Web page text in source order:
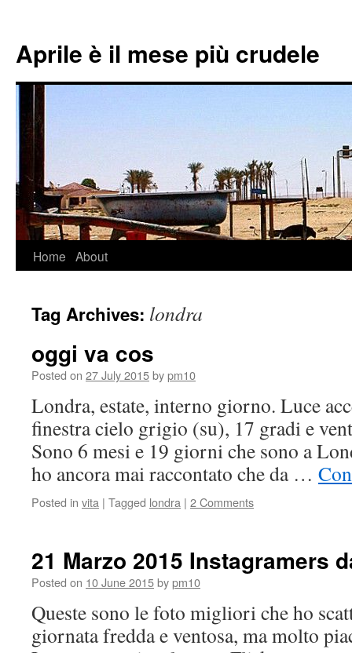
Aprile è il mese più crudele
Skip
content
Home About
Tag Archives: londra
oggi va cos
Posted on 27 July 2015bypm10
Londra, estate, interno giorno. Luce
finestra cielo grigio (su), 17 gradi e
Sono 6 mesi e 19 giorni che sono a
ho ancora mai raccontato che da …
Posted in vita | Tagged londra | 2 Comments
21 Marzo 2015 Instagramers
Posted on 10 June 2015bypm10
Queste sono le foto migliori che ho
giornata fredda e ventosa, ma molto